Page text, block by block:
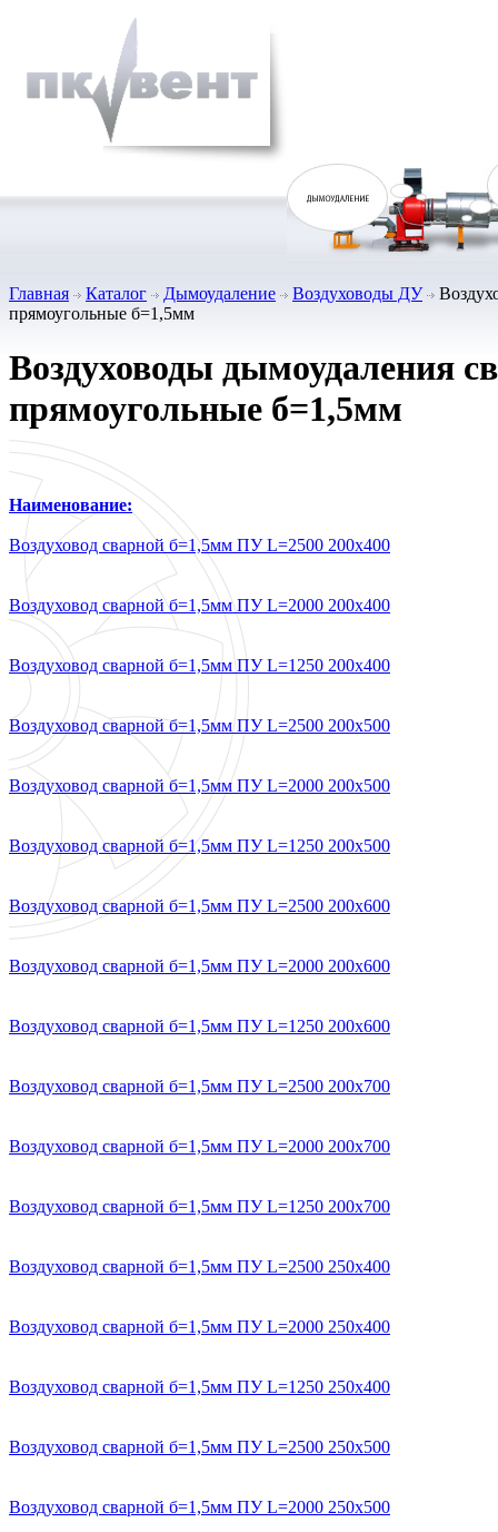
Главная Каталог Дымоудаление Воздуховоды ДУ
прямоугольные б=1,5мм
Воздуховоды дымоудаления
прямоугольные б=1,5мм
Наименование:
Воздуховод сварной б=1,5мм ПУ L=2500 200х400
Воздуховод сварной б=1,5мм ПУ L=2000 200х400
Воздуховод сварной б=1,5мм ПУ L=1250 200х400
Воздуховод сварной б=1,5мм ПУ L=2500 200х500
Воздуховод сварной б=1,5мм ПУ L=2000 200х500
Воздуховод сварной б=1,5мм ПУ L=1250 200х500
Воздуховод сварной б=1,5мм ПУ L=2500 200х600
Воздуховод сварной б=1,5мм ПУ L=2000 200х600
Воздуховод сварной б=1,5мм ПУ L=1250 200х600
Воздуховод сварной б=1,5мм ПУ L=2500 200х700
Воздуховод сварной б=1,5мм ПУ L=2000 200х700
Воздуховод сварной б=1,5мм ПУ L=1250 200х700
Воздуховод сварной б=1,5мм ПУ L=2500 250х400
Воздуховод сварной б=1,5мм ПУ L=2000 250х400
Воздуховод сварной б=1,5мм ПУ L=1250 250х400
Воздуховод сварной б=1,5мм ПУ L=2500 250х500
Воздуховод сварной б=1,5мм ПУ L=2000 250х500